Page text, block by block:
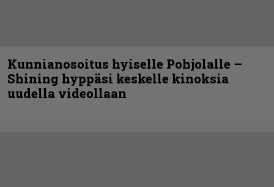
Kunnianosoitus hyiselle Pohjolalle –
Shining hyppäsi keskelle kinoksia
uudella videollaan